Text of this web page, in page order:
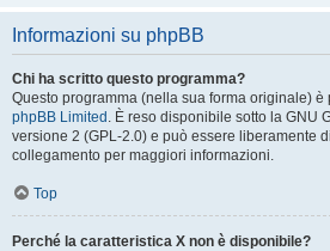
Informazioni su phpBB
Chi ha scritto questo programma?
Questo programma (nella sua forma originale) è
phpBB Limited . È reso disponibile sotto la GNU
versione 2 (GPL-2.0) e può essere liberamente
collegamento per maggiori informazioni.
Top
Perché la caratteristica X non è disponibile?